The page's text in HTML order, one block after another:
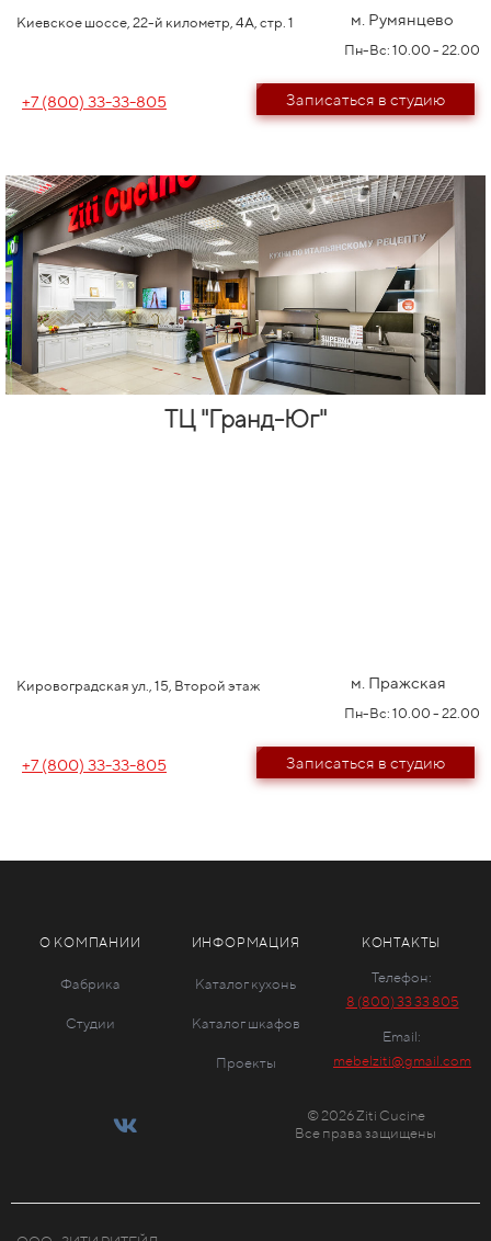
Киевское шоссе, 22-й километр, 4А, стр. 1 м. Румянцево
Пн-Вс: 10.00 - 22.00
+7 (800) 33-33-805 Записаться в студию
ТЦ "Гранд-Юг"
Кировоградская ул., 15, Второй этаж м. Пражская
Пн-Вс: 10.00 - 22.00
+7 (800) 33-33-805 Записаться в студию
О КОМПАНИИ
Фабрика
Студии
ИНФОРМАЦИЯ
Каталог кухонь
Каталог шкафов
Проекты
КОНТАКТЫ
Телефон:
8 (800) 33 33 805
Email:
mebelziti@gmail.com
© 2026 Ziti Cucine
Все права защищены